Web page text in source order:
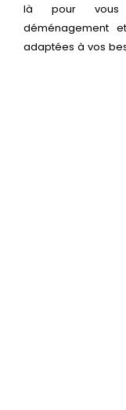
là pour vous
déménagement
adaptées à vos